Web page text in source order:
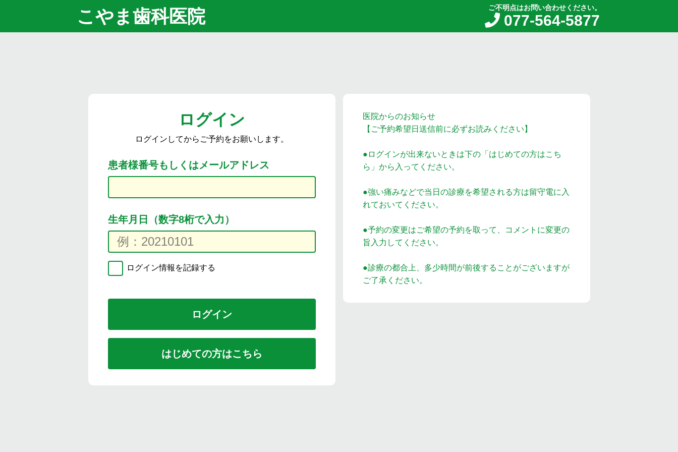
こやま歯科医院 ご不明点はお問い合わせください。
077-564-5877
医院からのお知らせ
【ご予約希望日送信前に必ずお読みください】
●ログインが出来ないときは下の「はじめての方はこち
ら」から入ってください。
●強い痛みなどで当日の診療を希望される方は留守電に入
れておいてください。
●予約の変更はご希望の予約を取って、コメントに変更の
旨入力してください。
●診療の都合上、多少時間が前後することがございますが
ご了承ください。
ログイン
ログインしてからご予約をお願いします。
患者様番号もしくはメールアドレス
生年月日（数字8桁で入力）
ログイン情報を記録する
はじめての方はこちら